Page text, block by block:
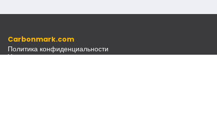
Carbonmark.com
Политика конфиденциальности
Условия использования